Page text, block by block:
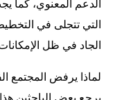
الدعم المعنوي، كما
التي تتجلى في
الجاد في ظل
لماذا يرفض المجتمع
يرجع بعض الباحثين